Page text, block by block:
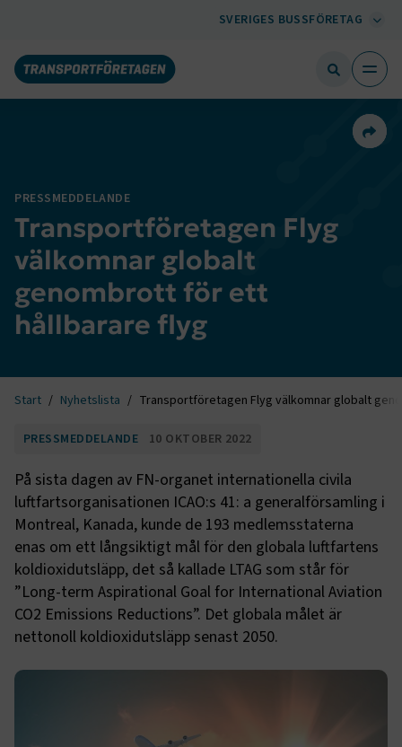
SVERIGES BUSSFÖRETAG
PRESSMEDDELANDE
Transportföretagen Flyg
välkomnar globalt
genombrott för ett
hållbarare flyg
Start Nyhetslista Transportföretagen Flyg välkomnar globalt
Dela
PRESSMEDDELANDE 10 OKTOBER 2022
På sista dagen av FN-organet internationella civila
luftfartsorganisationen ICAO:s 41: a generalförsamling i
Montreal, Kanada, kunde de 193 medlemsstaterna
enas om ett långsiktigt mål för den globala luftfartens
koldioxidutsläpp, det så kallade LTAG som står för
”Long-term Aspirational Goal for International Aviation
CO2 Emissions Reductions”. Det globala målet är
nettonoll koldioxidutsläpp senast 2050.